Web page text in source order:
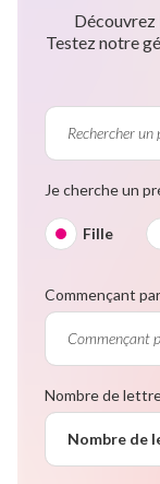
Découvrez
Testez notre
Je cherche un
Fille
Commençant
Nombre de
Nombre de